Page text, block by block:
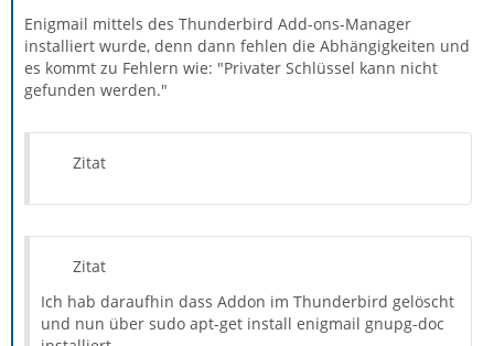
Enigmail mittels des Thunderbird Add-ons-Manager
installiert wurde, denn dann fehlen die Abhängigkeiten und
es kommt zu Fehlern wie: "Privater Schlüssel kann nicht
gefunden werden."
Zitat
Zitat
Ich hab daraufhin dass Addon im Thunderbird gelöscht
und nun über sudo apt-get install enigmail gnupg-doc